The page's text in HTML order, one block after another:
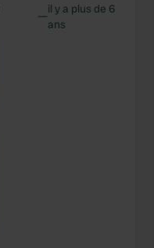
—il y a plus de 6
ans